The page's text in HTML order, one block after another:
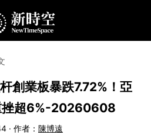
創業板暴跌7.72%！亞
挫超6%-20260608
· 作者： 陳博遠